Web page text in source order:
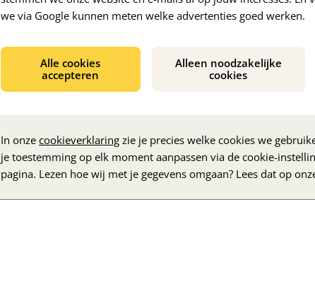
we via Google kunnen meten welke advertenties goed werken.
Alle cookies
accepteren
Alleen noodzakelijke
cookies
In onze cookieverklaring zie je precies welke cookies we
je toestemming op elk moment aanpassen via de cookie-
pagina. Lezen hoe wij met je gegevens omgaan? Lees dat op